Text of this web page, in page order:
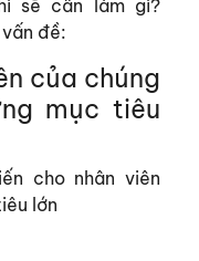
sẽ cần làm gì?
đề:
của chúng
mục tiêu
cho nhân viên
lớn